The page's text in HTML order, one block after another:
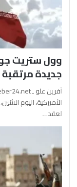
وول ستريت
جديدة
الأميركية، اليوم
لعقد…